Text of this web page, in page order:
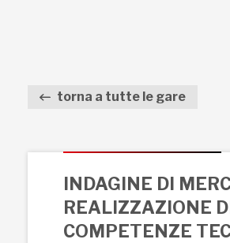
torna a tutte le gare
INDAGINE DI
REALIZZAZIONE
COMPETENZE